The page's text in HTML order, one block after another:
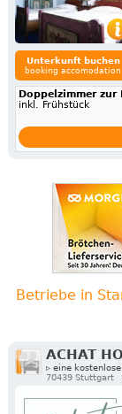
Unterkunft buchen
booking accomodation
Doppelzimmer zur
inkl. Frühstück
Betriebe in
ACHAT
▹ eine
70439 Stuttgart